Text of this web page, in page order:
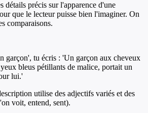
détails précis sur l'apparence d'une
que le lecteur puisse bien l'imaginer. On
comparaisons.
garçon', tu écris : 'Un garçon aux cheveux
bleus pétillants de malice, portait un
lui.'
utilise des adjectifs variés et des
voit, entend, sent).